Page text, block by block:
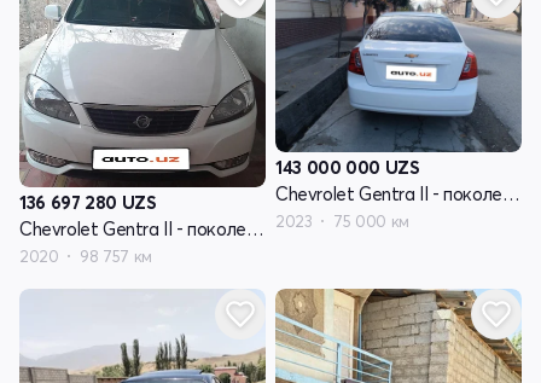
136 697 280 UZS
Chevrolet Gentra II - поколение
2020 98 757 км
143 000 000 UZS
Chevrolet Gentra II - поколение
2023 75 000 км